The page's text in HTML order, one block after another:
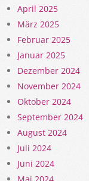
April 2025
März 2025
Februar 2025
Januar 2025
Dezember 2024
November 2024
Oktober 2024
September 2024
August 2024
Juli 2024
Juni 2024